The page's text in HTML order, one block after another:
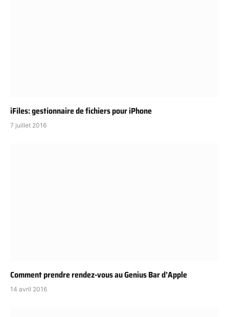
iFiles: gestionnaire de fichiers pour iPhone
7 juillet 2016
Comment prendre rendez-vous au Genius Bar d’Apple
14 avril 2016